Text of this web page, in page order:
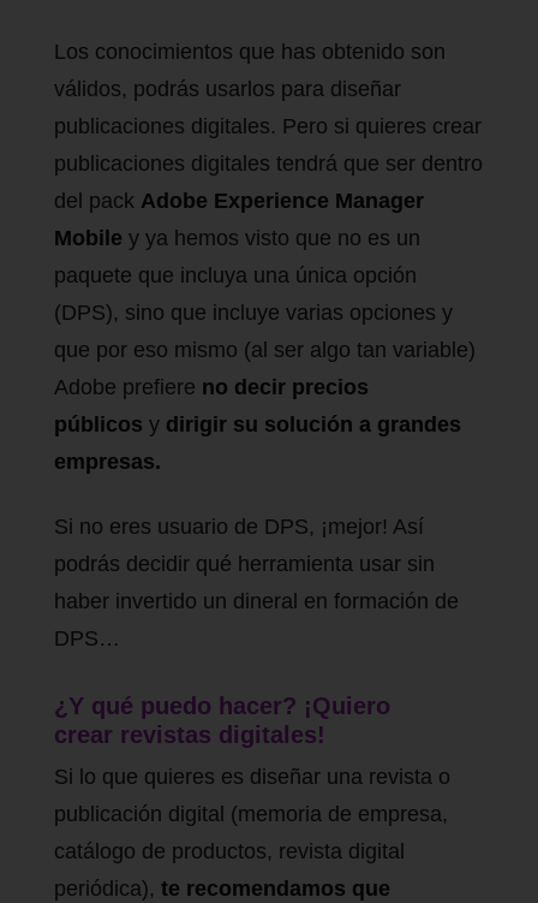
Los conocimientos que has obtenido son
válidos, podrás usarlos para diseñar
publicaciones digitales. Pero si quieres crear
publicaciones digitales tendrá que ser dentro
del pack Adobe Experience Manager
Mobile y ya hemos visto que no es un
paquete que incluya una única opción
(DPS), sino que incluye varias opciones y
que por eso mismo (al ser algo tan variable)
Adobe prefiere no decir precios
públicos y dirigir su solución a grandes
empresas.
Si no eres usuario de DPS, ¡mejor! Así
podrás decidir qué herramienta usar sin
haber invertido un dineral en formación de
DPS…
¿Y qué puedo hacer? ¡Quiero
crear revistas digitales!
Si lo que quieres es diseñar una revista o
publicación digital (memoria de empresa,
catálogo de productos, revista digital
periódica), te recomendamos que